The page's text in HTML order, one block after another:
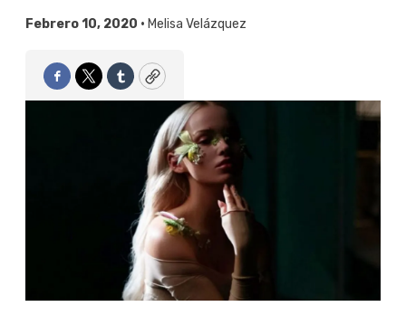
Febrero 10, 2020 • Melisa Velázquez
Facebook
TwitterTumblrCopy